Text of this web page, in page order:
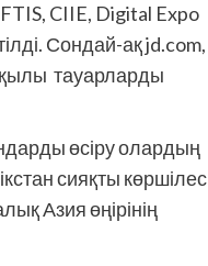
CIIE, Digital Expo
Сондай-ақ jd.com,
тауарларды
өсіру олардың
сияқты көршілес
Азия өңірінің